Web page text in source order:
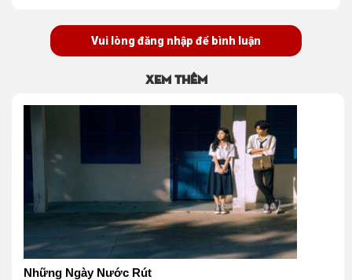
Vui lòng đăng nhập để bình luận
Xem thêm
Những Ngày Nước Rút